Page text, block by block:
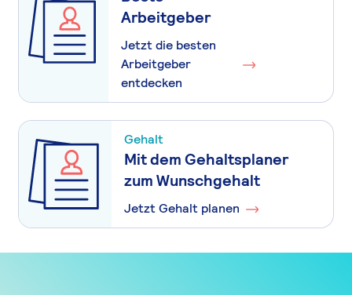
Arbeitgeber
Jetzt die besten
Arbeitgeber
entdecken
Gehalt
Mit dem Gehaltsplaner
zum Wunschgehalt
Jetzt Gehalt planen